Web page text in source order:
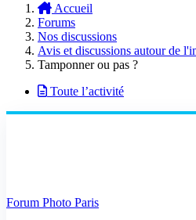
Accueil
Forums
Nos discussions
Avis et discussions autour de
Tamponner ou pas ?
Toute l’activité
Forum Photo Paris